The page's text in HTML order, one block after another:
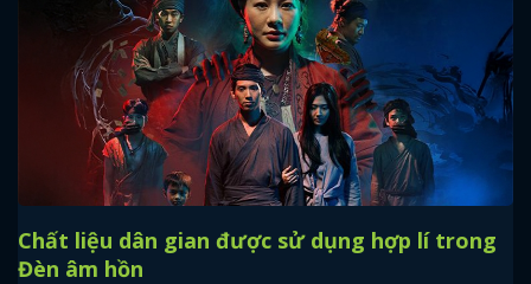
Chất liệu dân gian được sử dụng hợp lí trong
Đèn âm hồn